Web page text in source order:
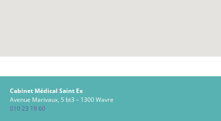
Cabinet Médical Saint Ex
Avenue Marivaux, 5 bt3 – 1300 Wavre
010 23 19 60